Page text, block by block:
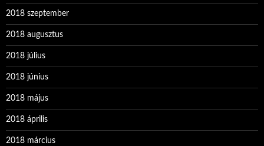
2018 szeptember
2018 augusztus
2018 július
2018 június
2018 május
2018 április
2018 március